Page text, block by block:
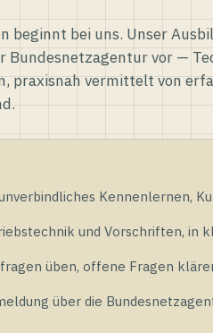
beginnt bei uns. Unser
vor —
praxisnah vermittelt von
Kennenlernen,
und Vorschriften, in
üben, offene Fragen
über die